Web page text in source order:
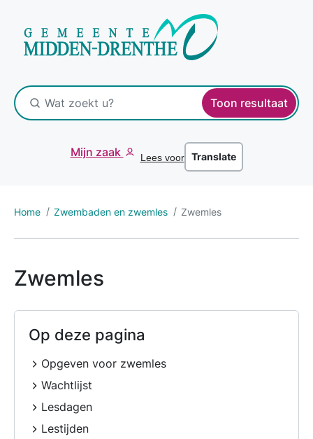
Toon resultaat
Mijn zaak Lees voor Translate
Home Zwembaden en zwemles Zwemles
Zwemles
Op deze pagina
Opgeven voor zwemles
Wachtlijst
Lesdagen
Lestijden